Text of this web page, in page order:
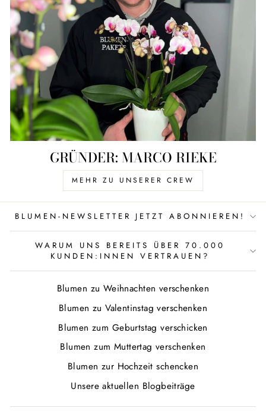
GRÜNDER: MARCO RIEKE
MEHR ZU UNSERER CREW
BLUMEN-NEWSLETTER JETZT ABONNIEREN!
WARUM UNS BEREITS ÜBER 70.000
KUNDEN:INNEN VERTRAUEN?
Blumen zu Weihnachten verschenken
Blumen zu Valentinstag verschenken
Blumen zum Geburtstag verschicken
Blumen zum Muttertag verschenken
Blumen zur Hochzeit schencken
Unsere aktuellen Blogbeiträge